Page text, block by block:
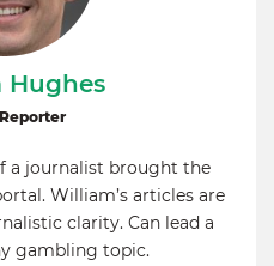
a journalist brought the
William’s articles are
clarity. Can lead a
gambling topic.